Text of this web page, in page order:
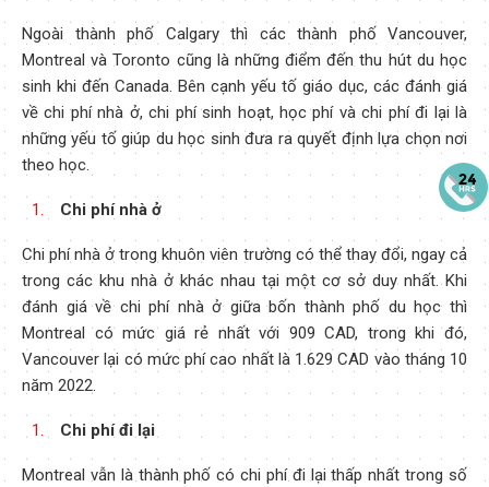
Ngoài thành phố Calgary thì các thành phố Vancouver,
Montreal và Toronto cũng là những điểm đến thu hút du học
sinh khi đến Canada. Bên cạnh yếu tố giáo dục, các đánh giá
về chi phí nhà ở, chi phí sinh hoạt, học phí và chi phí đi lại là
những yếu tố giúp du học sinh đưa ra quyết định lựa chọn nơi
theo học.
Chi phí nhà ở
Chi phí nhà ở trong khuôn viên trường có thể thay đổi, ngay cả
trong các khu nhà ở khác nhau tại một cơ sở duy nhất. Khi
đánh giá về chi phí nhà ở giữa bốn thành phố du học thì
Montreal có mức giá rẻ nhất với 909 CAD, trong khi đó,
Vancouver lại có mức phí cao nhất là 1.629 CAD vào tháng 10
năm 2022.
Chi phí đi lại
Montreal vẫn là thành phố có chi phí đi lại thấp nhất trong số